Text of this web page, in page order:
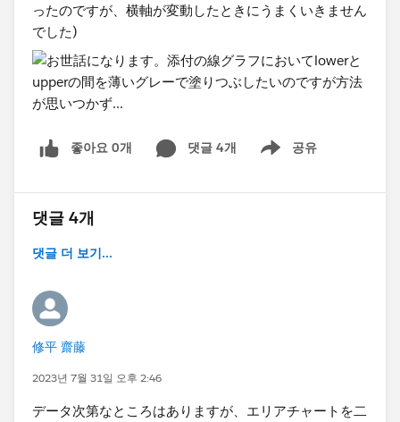
ったのですが、横軸が変動したときにうまくいきません
でした)
좋아요 0개 댓글 4개 공유
Show menu
댓글 4개
댓글 더 보기...
修平 齋藤
2023년 7월 31일 오후 2:46
データ次第なところはありますが、エリアチャートを二